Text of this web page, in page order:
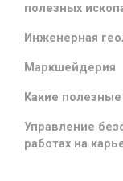
полезных
Инженерная
Маркшейдерия
Какие
Управление
работах на